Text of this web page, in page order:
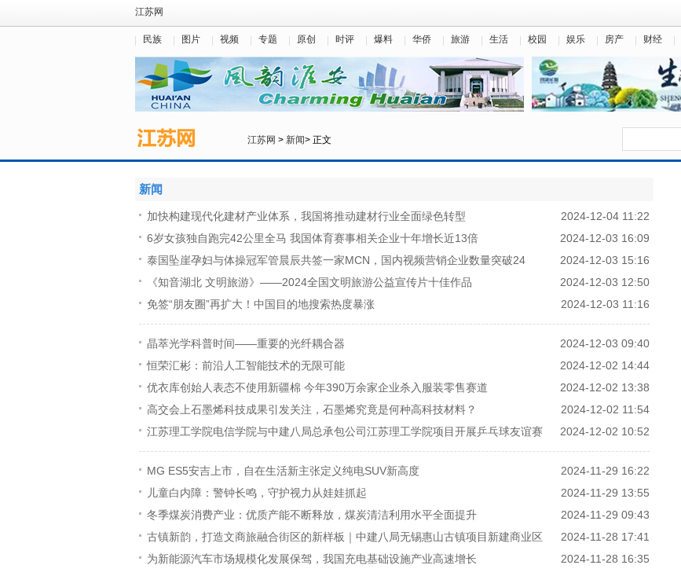
江苏网
民族 图片 视频 专题 原创 时评 爆料 华侨 旅游 生活 校园 娱乐 房产 财经
江苏网 > 新闻> 正文
新闻
2024-12-04 11:22
加快构建现代化建材产业体系，我国将推动建材行业全面绿色转型
2024-12-03 16:09
6岁女孩独自跑完42公里全马 我国体育赛事相关企业十年增长近13倍
2024-12-03 15:16
泰国坠崖孕妇与体操冠军管晨辰共签一家MCN，国内视频营销企业数量突破24
2024-12-03 12:50
《知音湖北 文明旅游》——2024全国文明旅游公益宣传片十佳作品
2024-12-03 11:16
免签“朋友圈”再扩大！中国目的地搜索热度暴涨
2024-12-03 09:40
晶萃光学科普时间——重要的光纤耦合器
2024-12-02 14:44
恒荣汇彬：前沿人工智能技术的无限可能
2024-12-02 13:38
优衣库创始人表态不使用新疆棉 今年390万余家企业杀入服装零售赛道
2024-12-02 11:54
高交会上石墨烯科技成果引发关注，石墨烯究竟是何种高科技材料？
2024-12-02 10:52
江苏理工学院电信学院与中建八局总承包公司江苏理工学院项目开展乒乓球友谊赛
2024-11-29 16:22
MG ES5安吉上市，自在生活新主张定义纯电SUV新高度
2024-11-29 13:55
儿童白内障：警钟长鸣，守护视力从娃娃抓起
2024-11-29 09:43
冬季煤炭消费产业：优质产能不断释放，煤炭清洁利用水平全面提升
2024-11-28 17:41
古镇新韵，打造文商旅融合街区的新样板｜中建八局无锡惠山古镇项目新建商业区
2024-11-28 16:35
为新能源汽车市场规模化发展保驾，我国充电基础设施产业高速增长